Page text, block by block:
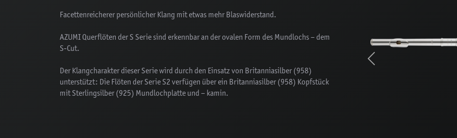
Facettenreicherer persönlicher Klang mit etwas mehr Blaswiderstand.
AZUMI Querflöten der S Serie sind erkennbar an der ovalen Form des Mundlochs – dem
S-Cut.
Der Klangcharakter dieser Serie wird durch den Einsatz von Britanniasilber (958)
unterstützt: Die Flöten der Serie S2 verfügen über ein Britanniasilber (958) Kopfstück
mit Sterlingsilber (925) Mundlochplatte und – kamin.
Previous